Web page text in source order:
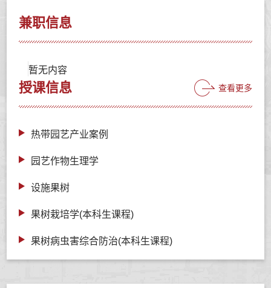
兼职信息
暂无内容
授课信息 查看更多
热带园艺产业案例
园艺作物生理学
设施果树
果树栽培学(本科生课程)
果树病虫害综合防治(本科生课程)